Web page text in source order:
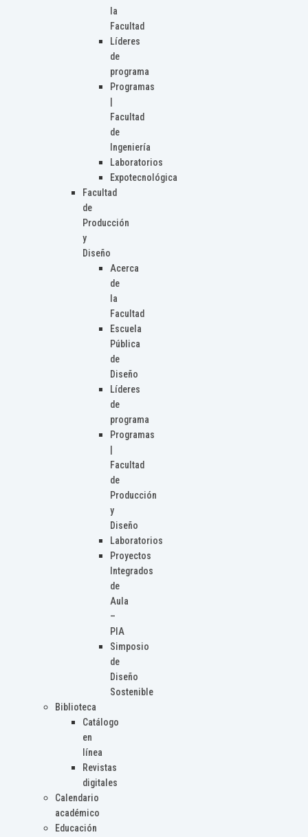
la
Facultad
Líderes
de
programa
Programas
Facultad
de
Ingeniería
Laboratorios
Expotecnológica
Facultad
de
Producción
y
Diseño
Acerca
de
la
Facultad
Escuela
Pública
de
Diseño
Líderes
de
programa
Programas
Facultad
de
Producción
y
Diseño
Laboratorios
Proyectos
Integrados
de
Aula
–
PIA
Simposio
de
Diseño
Sostenible
Biblioteca
Catálogo
en
línea
Revistas
digitales
Calendario
académico
Educación